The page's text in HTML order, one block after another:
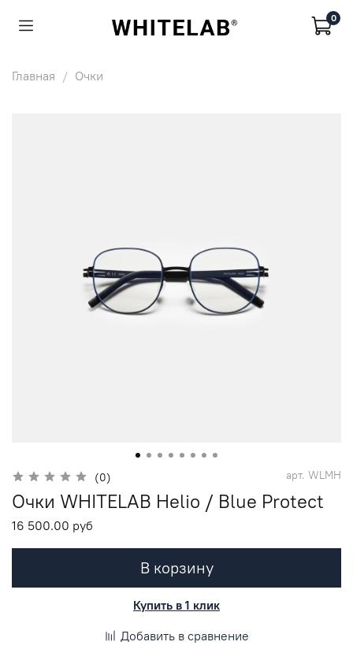
0
Главная Очки
(0) арт. WLMH
Очки WHITELAB Helio / Blue Protect
16 500.00 руб
В корзину
Купить в 1 клик
Добавить в сравнение